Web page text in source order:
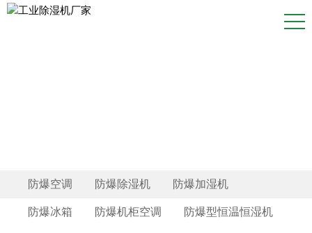
防爆空调 防爆除湿机 防爆加湿机
防爆冰箱 防爆机柜空调 防爆型恒温恒湿机